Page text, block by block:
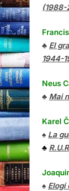
(1988-
♣ El
1944-
Neus
♣ Mai
Karel
♠ La
♣ R.U.R
♠ Elogi